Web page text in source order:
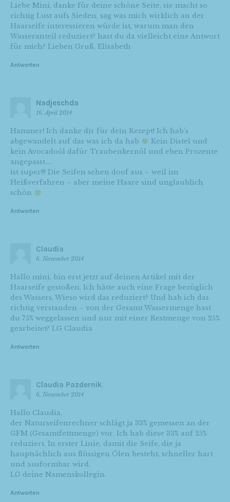
Liebe Mini, danke für deine schöne Seite, sie macht so
richtig Lust aufs Sieden, sag was mich wirklich an der
Haarseife interessieren würde ist, warum man den
Wasseranteil reduziert? hast du da vielleicht eine Antwort
für mich? Lieben Gruß, Elisabeth
Antworten
Nadjeschda
16. April 2014
Hammer! Ich danke dir für dein Rezept! Ich hab’s
abgewandelt auf das was ich da hab
Kein Distel und
kein Avocadoöl dafür Traubenkernöl und eben Prozente
angepasst….
ist super!!! Die Seifen sehen doof aus – weil im
Heißverfahren – aber meine Haare sind unglaublich
schön
Antworten
Claudia
6. November 2014
Hallo mini, bin erst jetzt auf deinen Artikel mit der
Haarseife gestoßen. Ich hätte auch eine Frage bezüglich
des Wassers. Wieso wird das reduziert? Und hab ich das
richtig verstanden – von der Gesamt Wassermenge hast
du 75% weggelassen und nur mit einer Restmenge von 25%
gearbeitet? LG Claudia
Antworten
Claudia Pazdernik
6. November 2014
Hallo Claudia,
der Naturseifenrechner schlägt ja 33% gemessen an der
GFM (Gesamtfettmenge) vor. Ich hab diese 33% auf 25%
reduziert. In erster Linie, damit die Seife, die ja
hauptsächlich aus flüssigen Ölen besteht, schneller hart
und ausformbar wird.
LG deine Namenskollegin.
Antworten